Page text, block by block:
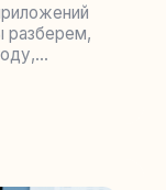
разберем,